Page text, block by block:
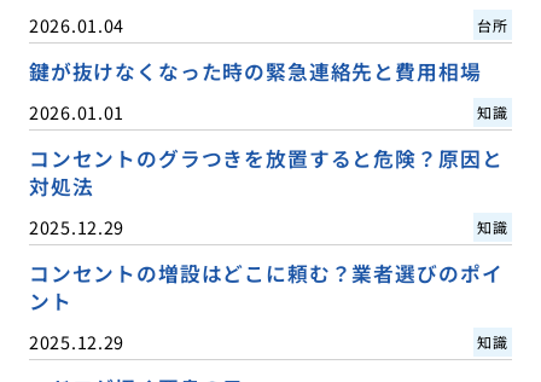
2026.01.04 台所
鍵が抜けなくなった時の緊急連絡先と費用相場
2026.01.01 知識
コンセントのグラつきを放置すると危険？原因と
対処法
2025.12.29 知識
コンセントの増設はどこに頼む？業者選びのポイ
ント
2025.12.29 知識